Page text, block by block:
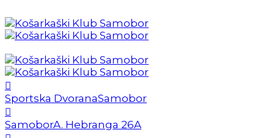
Sportska DvoranaSamobor
SamoborA. Hebranga 26A